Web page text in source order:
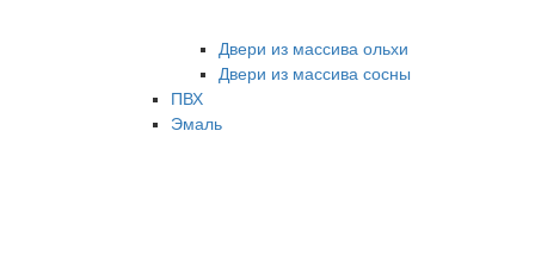
Двери из массива ольхи
Двери из массива сосны
ПВХ
Эмаль